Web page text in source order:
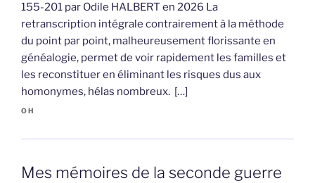
155-201 par Odile HALBERT en 2026 La
retranscription intégrale contrairement à la méthode
du point par point, malheureusement florissante en
généalogie, permet de voir rapidement les familles et
les reconstituer en éliminant les risques dus aux
homonymes, hélas nombreux. […]
OH
Mes mémoires de la seconde guerre